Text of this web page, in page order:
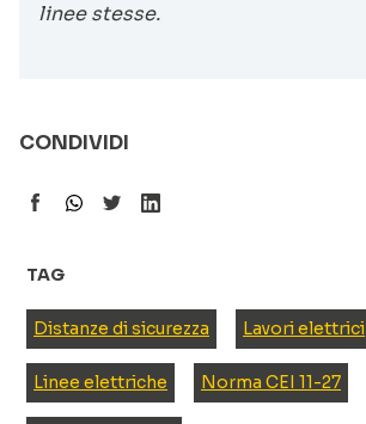
linee stesse.
CONDIVIDI
TAG
Distanze di sicurezza Lavori elettrici
Linee elettriche Norma CEI 11-27